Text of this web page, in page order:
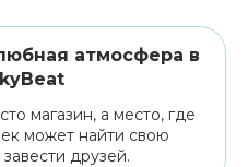
атмосфера в
магазин, а место, где
может найти свою
друзей.